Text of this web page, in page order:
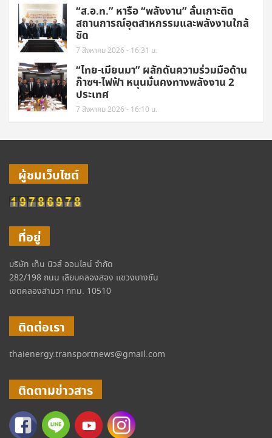
“ส.อ.ท.” หารือ “พลังงาน” ลั่นเกาะติด
สถานการณ์อุตสาหกรรมและพลังงานใกล้
ชิด
7 สิงหาคม 2026 - 16:31 น.
“ไทย-เมียนมา” ผลักดันความร่วมมือด้าน
ก๊าซฯ-ไฟฟ้า หนุนมั่นคงทางพลังงาน 2
ประเทศ
7 สิงหาคม 2026 - 16:10 น.
ผู้ชมเว็บไซต์
ที่อยู่
บริษัท เท็น นิวส์ ออนไลน์ จำกัด
282/198 ถนน เลียบคลองสอง แขวงบางชัน
เขตคลองสามวา กทม. 10510
ติดต่อเรา
thaienergy.transportnews@gmail.com
ติดตามข่าวสาร